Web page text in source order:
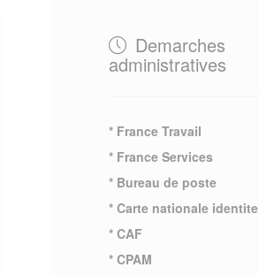
Demarches
administratives
* France Travail
* France Services
* Bureau de poste
* Carte nationale identite
* CAF
* CPAM